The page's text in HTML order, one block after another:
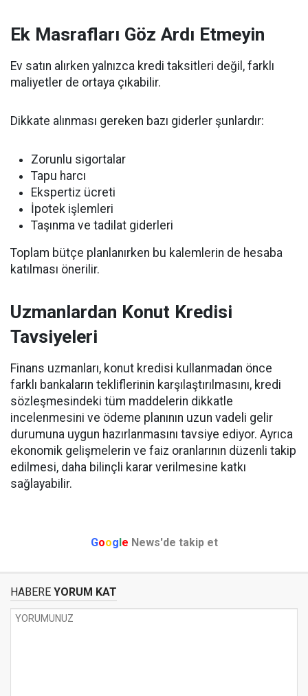
Ek Masrafları Göz Ardı Etmeyin
Ev satın alırken yalnızca kredi taksitleri değil, farklı
maliyetler de ortaya çıkabilir.
Dikkate alınması gereken bazı giderler şunlardır:
Zorunlu sigortalar
Tapu harcı
Ekspertiz ücreti
İpotek işlemleri
Taşınma ve tadilat giderleri
Toplam bütçe planlanırken bu kalemlerin de hesaba
katılması önerilir.
Uzmanlardan Konut Kredisi
Tavsiyeleri
Finans uzmanları, konut kredisi kullanmadan önce
farklı bankaların tekliflerinin karşılaştırılmasını, kredi
sözleşmesindeki tüm maddelerin dikkatle
incelenmesini ve ödeme planının uzun vadeli gelir
durumuna uygun hazırlanmasını tavsiye ediyor. Ayrıca
ekonomik gelişmelerin ve faiz oranlarının düzenli takip
edilmesi, daha bilinçli karar verilmesine katkı
sağlayabilir.
Google News'de takip et
HABERE YORUM KAT